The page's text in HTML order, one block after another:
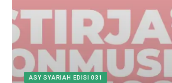
ASY SYARIAH EDISI 031